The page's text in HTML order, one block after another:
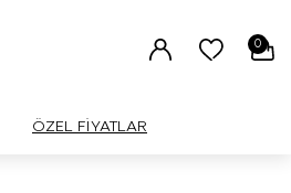
0
ÖZEL FİYATLAR